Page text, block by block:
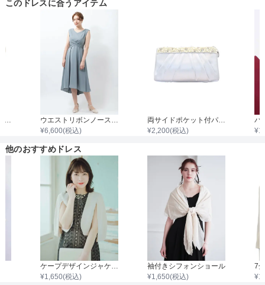
このドレスに合うアイテム
¥6,600(税込)
両サイドポケット付パールビジュタック入りサテンバッグ
¥2,200(税込) ¥
他のおすすめドレス
¥1,650(税込)
袖付きシフォンショール
¥1,650(税込) ¥